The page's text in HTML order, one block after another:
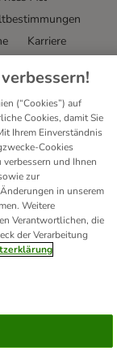
Karriere
(“Cookies”) auf
Cookies, damit Sie
Ihrem Einverständnis
Cookies
und Ihnen
zur
in unserem
Weitere
Verantwortlichen, die
der Verarbeitung